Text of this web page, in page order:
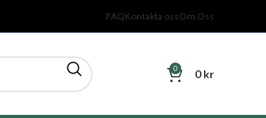
FAQKontakta ossOm Oss
0 0kr